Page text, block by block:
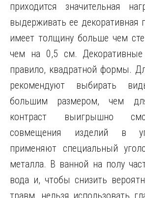
приходится значительная
выдерживать ее декоративная
имеет толщину больше чем
чем на 0,5 см.
правило, квадратной формы.
рекомендуют выбирать
большим размером, чем
контраст выигрышно
совмещения изделий в
применяют специальный
металла. В ванной на полу
вода и, чтобы снизить
травм, нельзя использовать